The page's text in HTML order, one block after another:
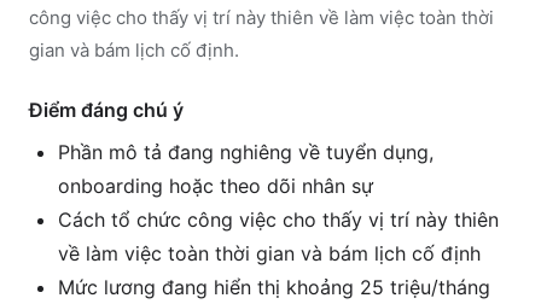
công việc cho thấy vị trí này thiên về làm việc toàn thời
gian và bám lịch cố định.
Điểm đáng chú ý
Phần mô tả đang nghiêng về tuyển dụng,
onboarding hoặc theo dõi nhân sự
Cách tổ chức công việc cho thấy vị trí này thiên
về làm việc toàn thời gian và bám lịch cố định
Mức lương đang hiển thị khoảng 25 triệu/tháng